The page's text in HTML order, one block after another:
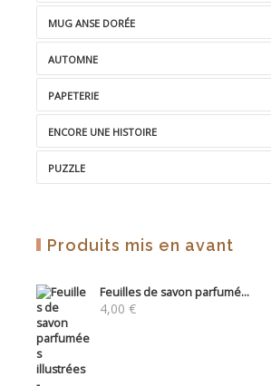
MUG ANSE DORÉE
AUTOMNE
PAPETERIE
ENCORE UNE HISTOIRE
PUZZLE
Produits mis en avant
Feuilles de savon parfumé...
4,00 €